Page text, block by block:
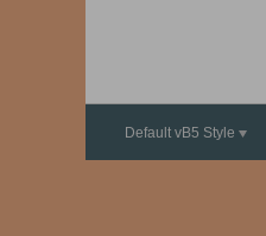
Default vB5 Style